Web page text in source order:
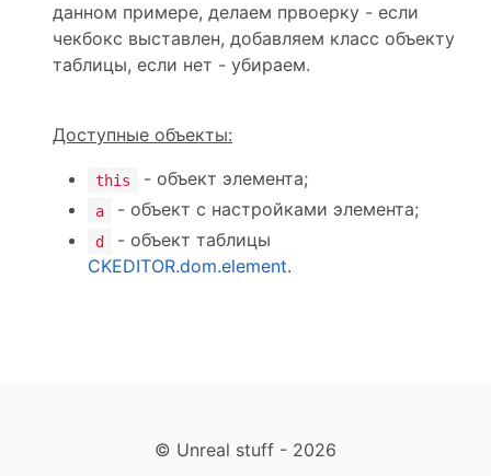
данном примере, делаем првоерку - если
чекбокс выставлен, добавляем класс объекту
таблицы, если нет - убираем.
Доступные объекты:
this - объект элемента;
a - объект с настройками элемента;
d
- объект таблицы
CKEDITOR.dom.element.
© Unreal stuff - 2026